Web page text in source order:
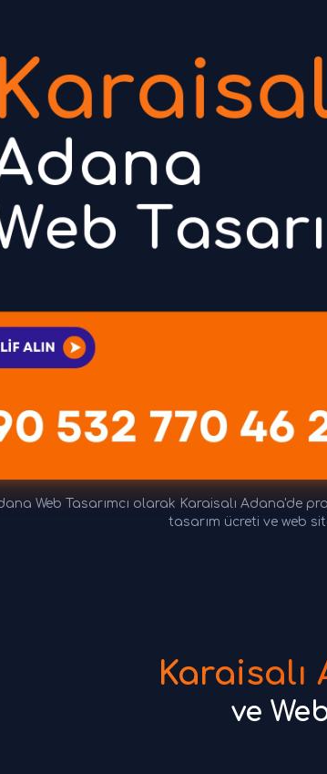
Web Tasarımcı olarak Karaisalı Adana'de
tasarım ücreti ve web
Karaisalı
ve